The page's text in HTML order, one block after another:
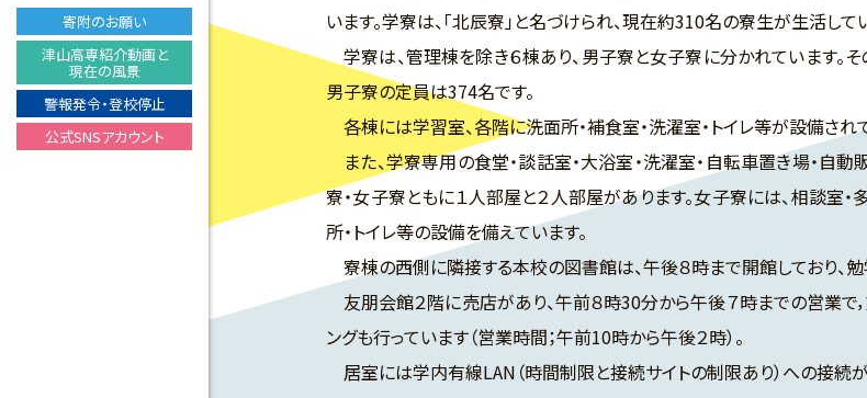
寄附のお願い
津山高専紹介動画と
現在の風景
警報発令・登校停止
公式SNSアカウント
います。学寮は、「北辰寮」と名づけられ、現在約310名の寮生が生活して
学寮は、管理棟を除き６棟あり、男子寮と女子寮に分かれています。そ
男子寮の定員は374名です。
各棟には学習室、各階に洗面所・補食室・洗濯室・トイレ等が設備され
また、学寮専用の食堂・談話室・大浴室・洗濯室・自転車置き場・自
寮・女子寮ともに１人部屋と２人部屋があります。女子寮には、相談室
所・トイレ等の設備を備えています。
寮棟の西側に隣接する本校の図書館は、午後８時まで開館しており、勉
友朋会館２階に売店があり、午前８時30分から午後７時までの営業で，
ングも行っています（営業時間；午前10時から午後２時）。
居室には学内有線LAN（時間制限と接続サイトの制限あり）への接続